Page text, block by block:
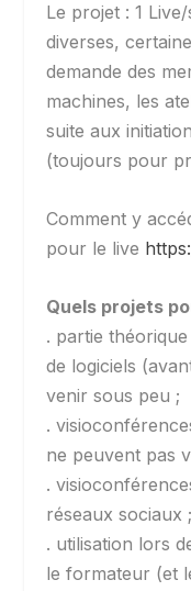
Le projet : 1
diverses,
demande des
machines, les
suite aux
(toujours pour
Comment y
pour le live
Quels projets
. partie
de logiciels
venir sous peu ;
.
ne peuvent pas
.
réseaux sociaux ;
. utilisation lors
le formateur (et